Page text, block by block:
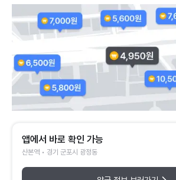
앱에서 바로 확인 가능
산본역 • 경기 군포시 광정동